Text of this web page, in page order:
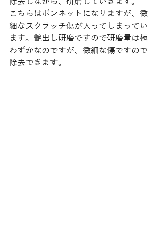
こちらはボンネットになりますが、微
細なスクラッチ傷が入ってしまってい
ます。艶出し研磨ですので研磨量は極
わずかなのですが、微細な傷ですので
除去できます。